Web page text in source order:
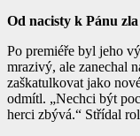
Od nacisty k Pánu zla
Po premiéře byl jeho
mrazivý, ale zanechal
zaškatulkovat jako
odmítl. „Nechci být
herci zbývá.“ Střídal